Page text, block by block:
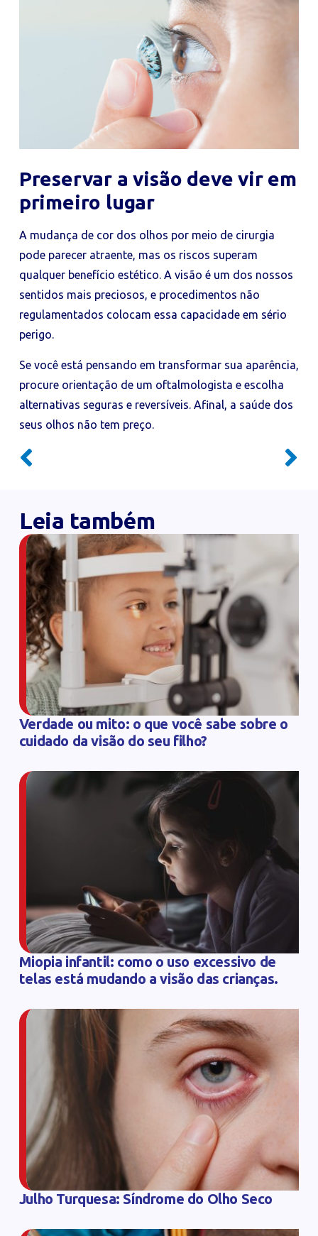
Preservar a visão deve vir em
primeiro lugar
A mudança de cor dos olhos por meio de cirurgia
pode parecer atraente, mas os riscos superam
qualquer benefício estético. A visão é um dos nossos
sentidos mais preciosos, e procedimentos não
regulamentados colocam essa capacidade em sério
perigo.
Se você está pensando em transformar sua aparência,
procure orientação de um oftalmologista e escolha
alternativas seguras e reversíveis. Afinal, a saúde dos
seus olhos não tem preço.
Leia também
Verdade ou mito: o que você sabe sobre o
cuidado da visão do seu filho?
Miopia infantil: como o uso excessivo de
telas está mudando a visão das crianças.
Julho Turquesa: Síndrome do Olho Seco